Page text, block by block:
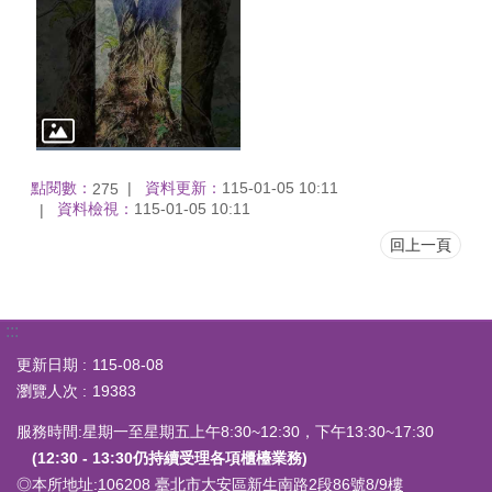
點閱數： 275 資料更新： 115-01-05 10:11
資料檢視： 115-01-05 10:11
回上一頁
:::
更新日期
115-08-08
瀏覽人次
19383
服務時間:星期一至星期五上午8:30~12:30，下午13:30~17:30
(12:30 - 13:30仍持續受理各項櫃檯業務)
◎本所地址:106208 臺北市大安區新生南路2段86號8/9樓